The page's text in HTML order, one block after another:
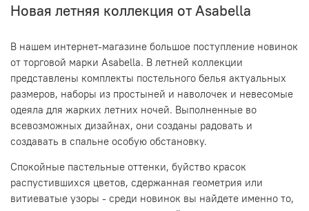
Новая летняя коллекция от Asabella
В нашем интернет-магазине большое поступление новинок
от торговой марки ​Asabella. В летней коллекции
представлены комплекты постельного белья актуальных
размеров, наборы из простыней и наволочек и невесомые
одеяла для жарких летних ночей. Выполненные во
всевозможных дизайнах, они созданы радовать и
создавать в спальне особую обстановку.
Спокойные пастельные оттенки, буйство красок
распустившихся цветов, сдержанная геометрия или
витиеватые узоры - среди новинок вы найдете именно то,